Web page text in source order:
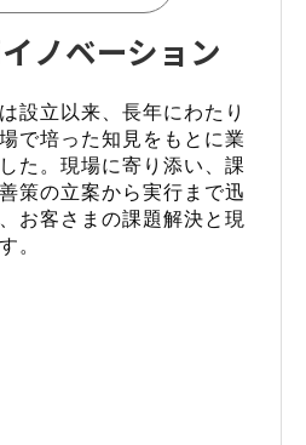
ノベーション
設立以来、長年にわたり
で培った知見をもとに業
た。現場に寄り添い、課
策の立案から実行まで迅
お客さまの課題解決と現
。